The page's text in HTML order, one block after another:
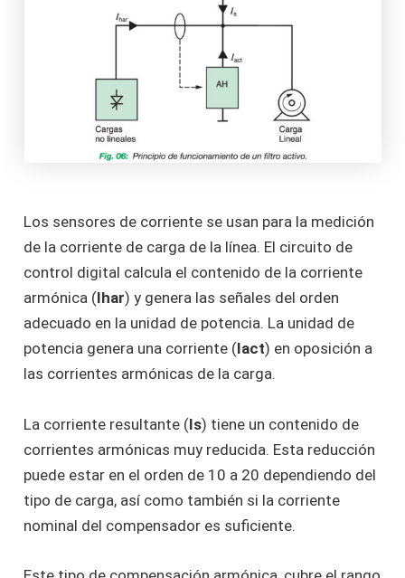
Los sensores de corriente se usan para la medición
de la corriente de carga de la línea. El circuito de
control digital calcula el contenido de la corriente
armónica (Ihar) y genera las señales del orden
adecuado en la unidad de potencia. La unidad de
potencia genera una corriente (Iact) en oposición a
las corrientes armónicas de la carga.
La corriente resultante (Is) tiene un contenido de
corrientes armónicas muy reducida. Esta reducción
puede estar en el orden de 10 a 20 dependiendo del
tipo de carga, así como también si la corriente
nominal del compensador es suficiente.